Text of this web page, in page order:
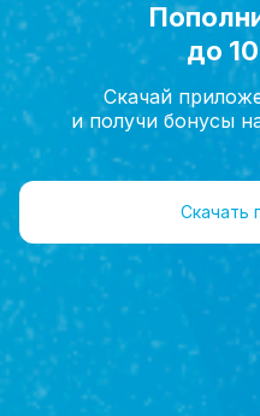
Главная
Оформление
Оформление
процедура. Те
обязательную
до
Скачай
и получи бонусы
Скачать